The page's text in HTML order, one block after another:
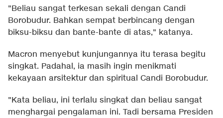
"Beliau sangat terkesan sekali dengan Candi
Borobudur. Bahkan sempat berbincang dengan
biksu-biksu dan bante-bante di atas," katanya.
Macron menyebut kunjungannya itu terasa begitu
singkat. Padahal, ia masih ingin menikmati
kekayaan arsitektur dan spiritual Candi Borobudur.
"Kata beliau, ini terlalu singkat dan beliau sangat
menghargai pengalaman ini. Tadi bersama Presiden